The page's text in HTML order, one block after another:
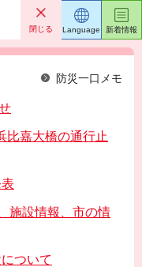
閉じる
防災一口メモ
比嘉大橋の通行止
施設情報、市の情
ついて
Language 新着情報